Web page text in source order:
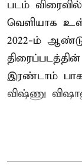
படம்
வெளியாக
2022-ம்
இரண்டாம்
விஷ்ணு